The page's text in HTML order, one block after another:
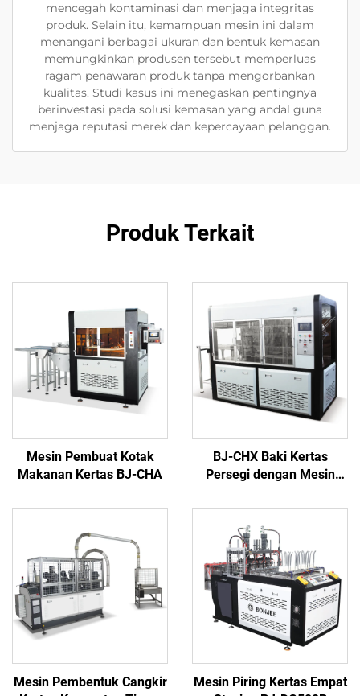
mencegah kontaminasi dan menjaga integritas
produk. Selain itu, kemampuan mesin ini dalam
menangani berbagai ukuran dan bentuk kemasan
memungkinkan produsen tersebut memperluas
ragam penawaran produk tanpa mengorbankan
kualitas. Studi kasus ini menegaskan pentingnya
berinvestasi pada solusi kemasan yang andal guna
menjaga reputasi merek dan kepercayaan pelanggan.
Produk Terkait
Mesin Pembuat Kotak
Makanan Kertas BJ-CHA
BJ-CHX Baki Kertas
Persegi dengan Mesin
Mesin Pembentuk Cangkir
Mesin Piring Kertas Empat